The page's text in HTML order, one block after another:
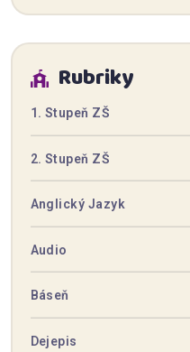
Rubriky
1. Stupeň ZŠ
2. Stupeň ZŠ
Anglický Jazyk
Audio
Báseň
Dejepis